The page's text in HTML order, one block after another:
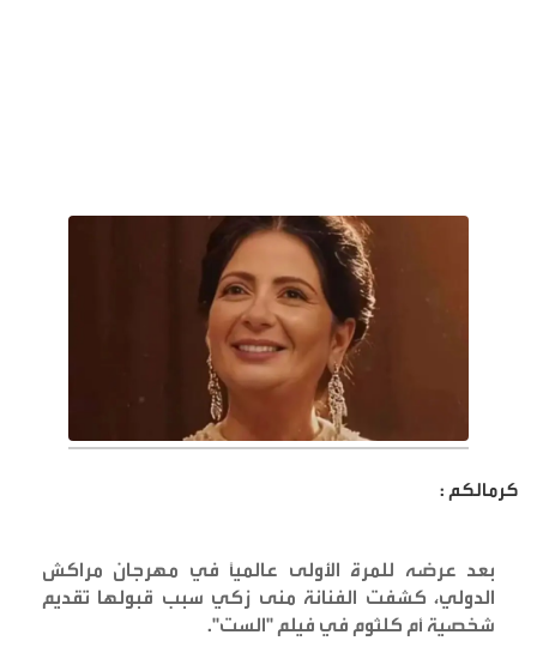
كرمالكم :
بعد عرضه للمرة الأولى عالمياً في مهرجان مراكش
الدولي، كشفت الفنانة منى زكي سبب قبولها تقديم
شخصية أم كلثوم في فيلم "الست".